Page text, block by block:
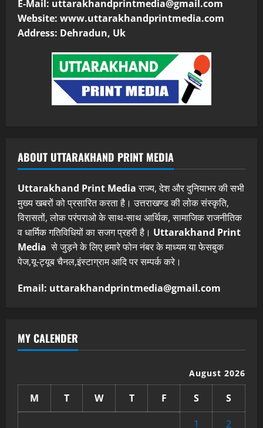
E-Mail: uttarakhandprintmedia@gmail.com
Website: www.uttarakhandprintmedia.com
Address: Dehradun, Uk
ABOUT UTTARAKHAND PRINT MEDIA
Uttarakhand Print Mediaराज्य, देश और दुनियाभर की सभी
मुख्य खबरों को प्रसारित करता है। उत्तराखण्ड की लोक संस्कृति,
विरासतों, लोक परंपराओ के साथ-साथ आर्थिक, सामाजिक राजनीतिक
व धार्मिक गतिविधियों का सजग प्रहरी है। Uttarakhand Print
Media से जुड़ने के लिए हमारे फोन नंबर के माध्यम या फेसबुक
पेज,यू-ट्यूब चैनल,इंस्टाग्राम आदि पर सम्पर्क करे।
Email: uttarakhandprintmedia@gmail.com
MY CALENDER
August 2026
M T W T F S
S
1
2